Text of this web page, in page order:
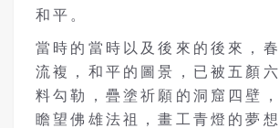
和平。
當時的當時以及後來的後來，
流複，和平的圖景，已被五顏
料勾勒，疊塗祈願的洞窟四壁
瞻望佛雄法祖，畫工青燈的夢